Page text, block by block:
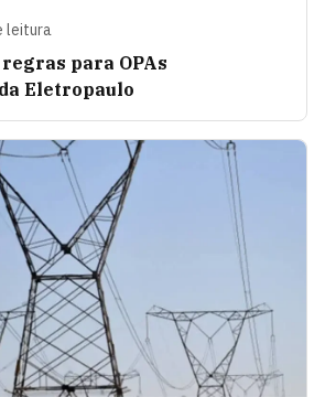
leitura
para OPAs
Eletropaulo